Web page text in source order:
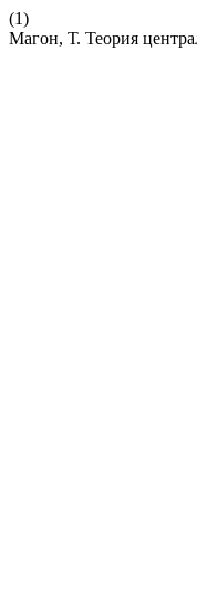
(1)
Магон, Т. Теория